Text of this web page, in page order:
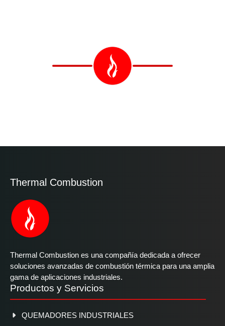
Thermal Combustion
Thermal Combustion es una compañía dedicada a ofrecer
soluciones avanzadas de combustión térmica para una amplia
gama de aplicaciones industriales.
Productos y Servicios
QUEMADORES INDUSTRIALES